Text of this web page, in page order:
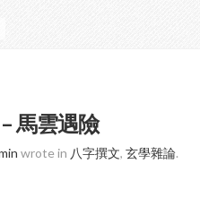
馬雲遇險
wrote in 八字撰文, 玄學雜論.